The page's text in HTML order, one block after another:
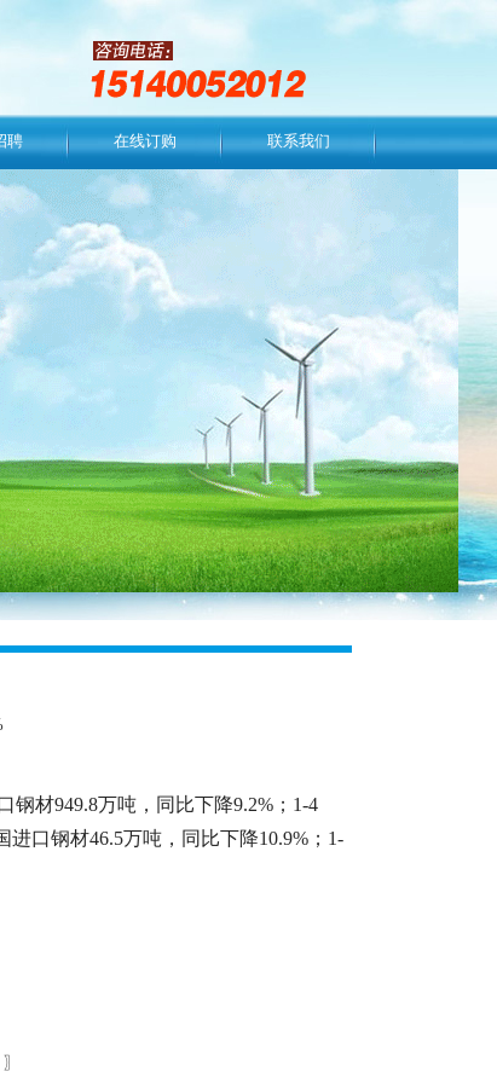
聘 在线订购 联系我们
材949.8万吨，同比下降9.2%；1-4
进口钢材46.5万吨，同比下降10.9%；1-
〗